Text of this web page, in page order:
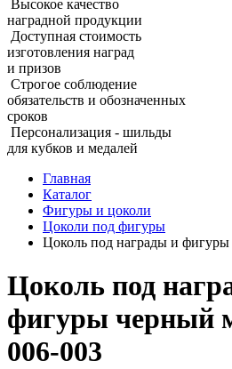
Высокое качество
наградной продукции
Доступная стоимость
изготовления наград
и призов
Строгое соблюдение
обязательств и обозначенных
сроков
Персонализация - шильды
для кубков и медалей
Главная
Каталог
Фигуры и цоколи
Цоколи под фигуры
Цоколь под награды и
Цоколь под
фигуры черный
006‑003